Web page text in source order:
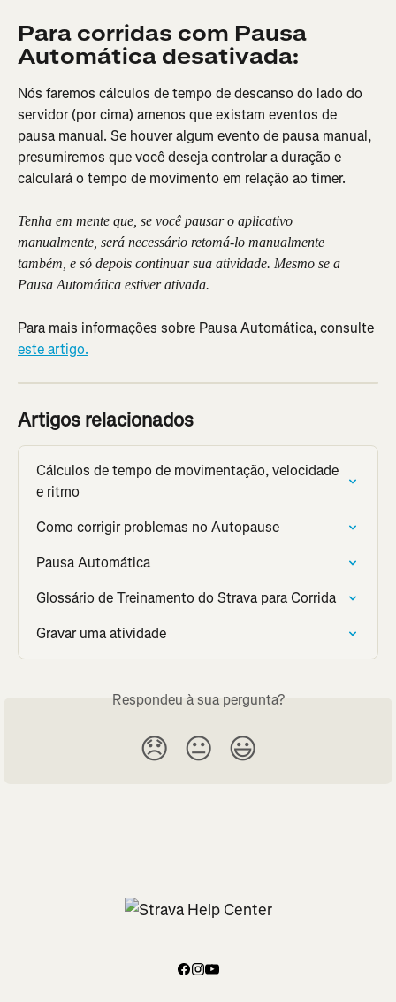
Para corridas com Pausa
Automática desativada:
Nós faremos cálculos de tempo de descanso do lado do
servidor (por cima) amenos que existam eventos de
pausa manual. Se houver algum evento de pausa manual,
presumiremos que você deseja controlar a duração e
calculará o tempo de movimento em relação ao timer.
Tenha em mente que, se você pausar o aplicativo
manualmente, será necessário retomá-lo manualmente
também, e só depois continuar sua atividade. Mesmo se a
Pausa Automática estiver ativada.
Para mais informações sobre Pausa Automática, consulte
este artigo.
Artigos relacionados
Cálculos de tempo de movimentação, velocidade
e ritmo
Como corrigir problemas no Autopause
Pausa Automática
Glossário de Treinamento do Strava para Corrida
Gravar uma atividade
Respondeu à sua pergunta?
😞 😐 😃